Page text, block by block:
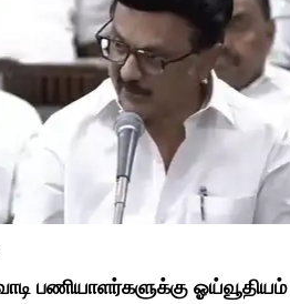
பணியாளர்களுக்கு ஓய்வூதியம்